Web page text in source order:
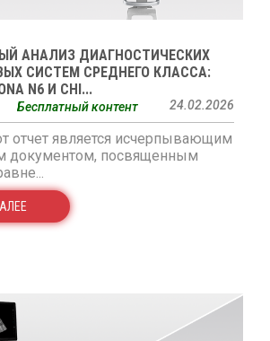
АНАЛИЗ ДИАГНОСТИЧЕСКИХ
СИСТЕМ СРЕДНЕГО КЛАССА:
N6 И CHI...
24.02.2026
Бесплатный контент
отчет является исчерпывающим
документом, посвященным